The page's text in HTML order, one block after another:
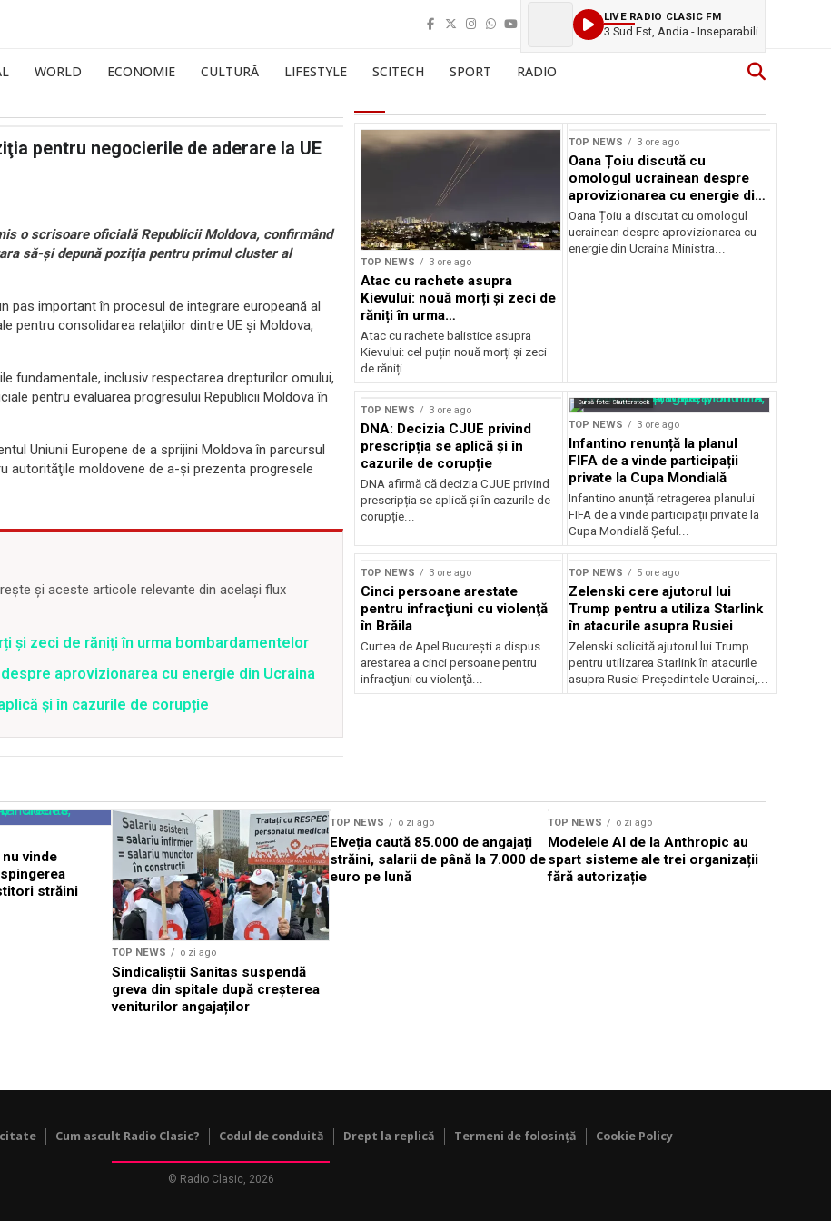
LIVE RADIO CLASIC FM
3 Sud Est, Andia - Inseparabili
WORLD ECONOMIE CULTURĂ LIFESTYLE SCITECH SPORT RADIO
pentru negocierile de aderare la UE
o scrisoare oficială Republicii Moldova, confirmând
să-şi depună poziţia pentru primul cluster al
pas important în procesul de integrare europeană al
pentru consolidarea relaţiilor dintre UE şi Moldova,
fundamentale, inclusiv respectarea drepturilor omului,
pentru evaluarea progresului Republicii Moldova în
Uniunii Europene de a sprijini Moldova în parcursul
autorităţile moldovene de a-şi prezenta progresele
și aceste articole relevante din același flux
și zeci de răniți în urma bombardamentelor
aprovizionarea cu energie din Ucraina
și în cazurile de corupție
TOP NEWS 3 ore ago
Atac cu rachete asupra
Kievului: nouă morți și zeci de
răniți în urma
bombardamentelor
Atac cu rachete balistice asupra
Kievului: cel puțin nouă morți și zeci
de răniți...
TOP NEWS 3 ore ago
Oana Țoiu discută cu
omologul ucrainean despre
aprovizionarea cu energie din
Ucraina
Oana Țoiu a discutat cu omologul
ucrainean despre aprovizionarea cu
energie din Ucraina Ministra...
TOP NEWS 3 ore ago
DNA: Decizia CJUE privind
prescripția se aplică și în
cazurile de corupție
DNA afirmă că decizia CJUE privind
prescripția se aplică și în cazurile de
corupție...
Sursă foto: Shutterstock
TOP NEWS 3 ore ago
Infantino renunță la planul
FIFA de a vinde participații
private la Cupa Mondială
Infantino anunță retragerea planului
FIFA de a vinde participații private la
Cupa Mondială Șeful...
TOP NEWS 3 ore ago
Cinci persoane arestate
pentru infracţiuni cu violenţă
în Brăila
Curtea de Apel Bucureşti a dispus
arestarea a cinci persoane pentru
infracţiuni cu violenţă...
TOP NEWS 5 ore ago
Zelenski cere ajutorul lui
Trump pentru a utiliza Starlink
în atacurile asupra Rusiei
Zelenski solicită ajutorul lui Trump
pentru utilizarea Starlink în atacurile
asupra Rusiei Președintele Ucrainei,...
nu vinde
străini
TOP NEWS o zi ago
Sindicaliștii Sanitas suspendă
greva din spitale după creșterea
veniturilor angajaților
TOP NEWS o zi ago
Elveția caută 85.000 de angajați
străini, salarii de până la 7.000 de
euro pe lună
TOP NEWS o zi ago
Modelele AI de la Anthropic au
spart sisteme ale trei organizații
fără autorizație
Cum ascult Radio Clasic? Codul de conduită Drept la replică Termeni de folosință Cookie Policy
© Radio Clasic, 2026